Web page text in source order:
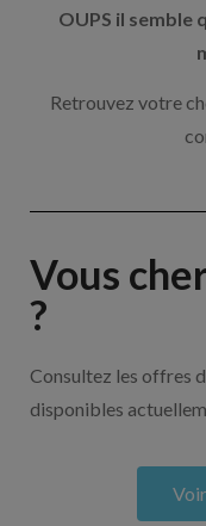
OUPS il semble
Retrouvez votre
Vous
?
Consultez les offres
disponibles